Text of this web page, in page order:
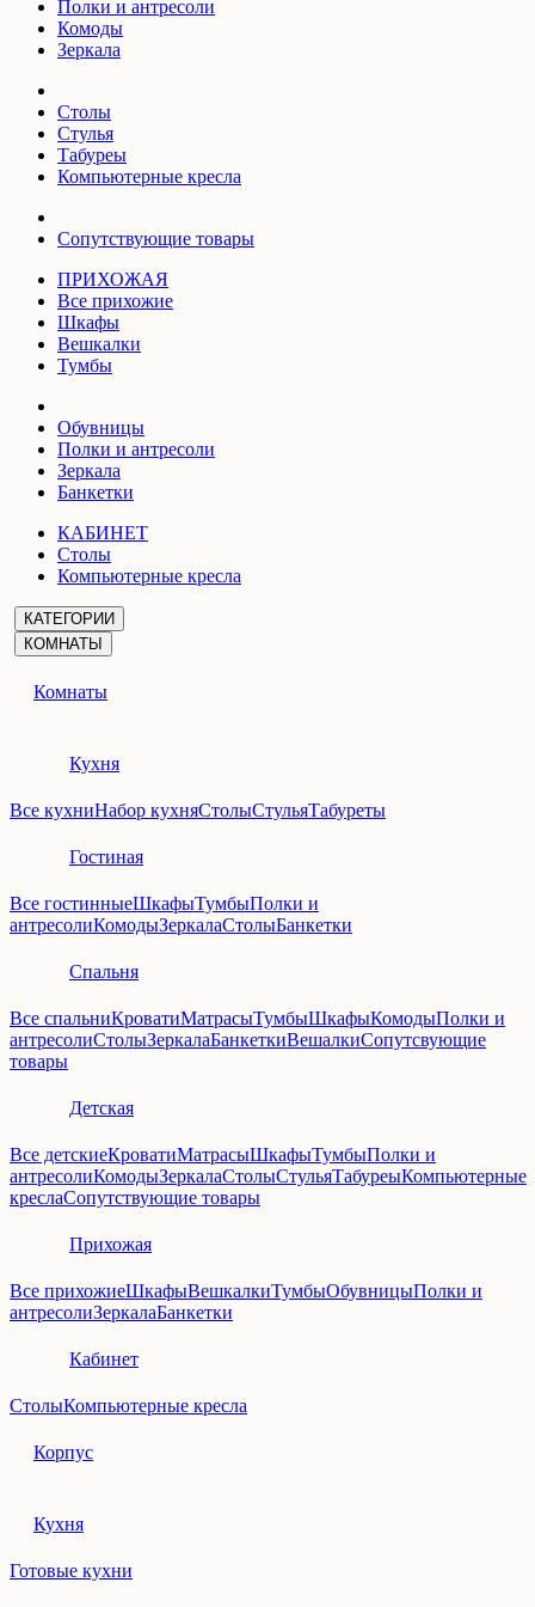
Полки и антресоли
Комоды
Зеркала
Столы
Стулья
Табуреы
Компьютерные кресла
Сопутствующие товары
ПРИХОЖАЯ
Все прихожие
Шкафы
Вешкалки
Тумбы
Обувницы
Полки и антресоли
Зеркала
Банкетки
КАБИНЕТ
Столы
Компьютерные кресла
КАТЕГОРИИ
КОМНАТЫ
Комнаты
Кухня
Все кухниНабор кухняСтолыСтульяТабуреты
Гостиная
Все гостинныеШкафыТумбыПолки и
антресолиКомодыЗеркалаСтолыБанкетки
Спальня
Все спальниКроватиМатрасыТумбыШкафыКомодыПолки и
антресолиСтолыЗеркалаБанкеткиВешалкиСопутсвующие
товары
Детская
Все детскиеКроватиМатрасыШкафыТумбыПолки и
антресолиКомодыЗеркалаСтолыСтульяТабуреыКомпьютерные
креслаСопутствующие товары
Прихожая
Все прихожиеШкафыВешкалкиТумбыОбувницыПолки и
антресолиЗеркалаБанкетки
Кабинет
СтолыКомпьютерные кресла
Корпус
Кухня
Готовые кухни